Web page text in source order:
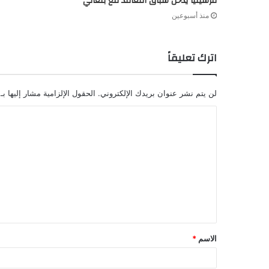
منذ أسبوعين
اترك تعليقاً
لن يتم نشر عنوان بريدك الإلكتروني. الحقول الإلزامية مشار إليها
الاسم *